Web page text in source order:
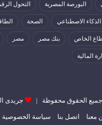
البورصة المصرية التحول
الذكاء الاصطناعي الصحة
الخاص بنك مصر مصر
المالية
جريدى
معنا اتصل بنا سياسة الخصوصية